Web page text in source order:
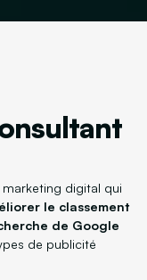
digital qui
le classement
de Google
de publicité